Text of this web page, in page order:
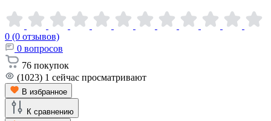
0 (0 отзывов)
0 вопросов
76 покупок
(1023) 1 сейчас просматривают
В избранное
К сравнению